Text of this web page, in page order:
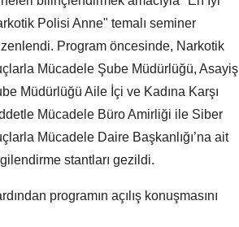
Polisi Anne" temalı seminer
Program öncesinde, Narkotik
Mücadele Şube Müdürlüğü, Asayiş
Müdürlüğü Aile İçi ve Kadına Karşı
Mücadele Büro Amirliği ile Siber
Mücadele Daire Başkanlığı’na ait
stantları gezildi.
programın açılış konuşmasını